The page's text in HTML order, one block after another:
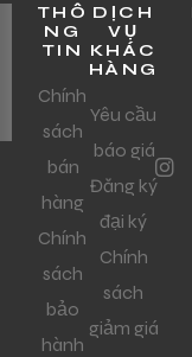
THÔ
NG
TIN
Chính
sách
bán
hàng
Chính
sách
bảo
hành
DỊCH
VỤ
KHÁC
HÀNG
Yêu cầu
báo giá
Đăng ký
đại ký
Chính
sách
giảm giá